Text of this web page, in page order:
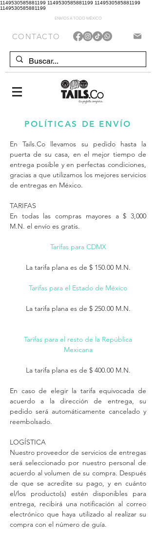
1149530585881199 1149530585881199 1149530585881199
1149530585881199
CONTACTO
ENVÍOS A TODO MÉXICO
POLÍTICAS DE ENVÍO
En Tails.Co llevamos su pedido hasta la
puerta de su casa, en el mejor tiempo de
entrega posible y en perfectas condiciones,
gracias a que utilizamos los mejores servicios
de entregas en México.
TARIFAS
En todas las compras mayores a ​$ 3,000
M.N. el envío es gratis.
Tarifas para CDMX
La tarifa plana es de $ 150.00 M.N.
Tarifas para el Estado de México
​​La tarifa plana es de $ 250.00 M.N.
Tarifas para el resto de la República
Mexicana
​​La tarifa plana es de $ 400.00 M.N.
En caso de elegir la tarifa equivocada de
acuerdo a la dirección de entrega, su
pedido será automáticamente cancelado y
reembolsado.
LOGÍSTICA
Nuestro proveedor de servicios de entregas
será seleccionado por nuestro personal de
acuerdo al volumen de su compra. Después
de que se acredite su pago, y en cuánto
el/los producto(s) estén disponibles para
entrega, recibirá una notificación al correo
electrónico que haya utilizado al realizar su
compra con el número de guía.